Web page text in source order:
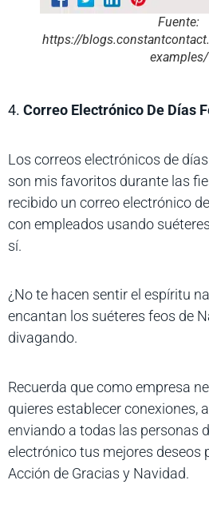
Fuente:
https://
examples/
4. Correo Electrónico De Días
Los correos electrónicos de
son mis favoritos durante las
recibido un correo electrónico
con empleados usando
sí.
¿No te hacen sentir el espíritu
encantan los suéteres feos de
divagando.
Recuerda que como empresa
quieres establecer conexiones,
enviando a todas las personas
electrónico tus mejores deseos
Acción de Gracias y Navidad.